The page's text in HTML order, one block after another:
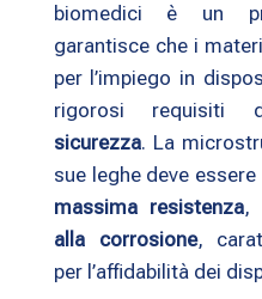
biomedici è un
garantisce che i
per l’impiego in
rigorosi requisiti
sicurezza. La
sue leghe deve
massima resistenza,
alla corrosione,
per l’affidabilità dei